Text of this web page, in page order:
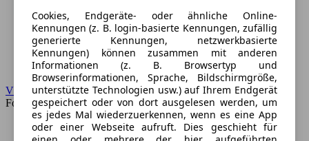
VW
Forum
Cookies, Endgeräte- oder ähnliche Online-
Kennungen (z. B. login-basierte Kennungen, zufällig
generierte Kennungen, netzwerkbasierte
Kennungen) können zusammen mit anderen
Informationen (z. B. Browsertyp und
Browserinformationen, Sprache, Bildschirmgröße,
unterstützte Technologien usw.) auf Ihrem Endgerät
gespeichert oder von dort ausgelesen werden, um
es jedes Mal wiederzuerkennen, wenn es eine App
oder einer Webseite aufruft. Dies geschieht für